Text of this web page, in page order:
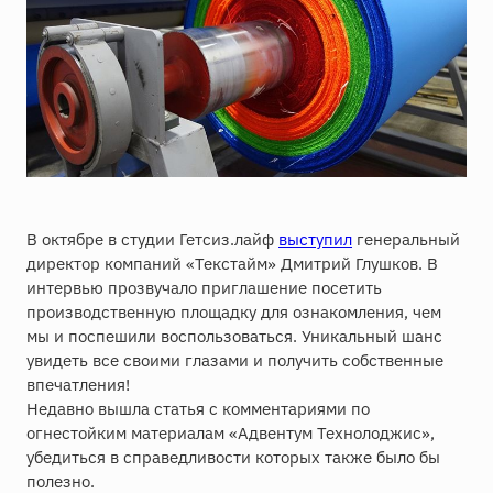
В октябре в студии Гетсиз.лайф выступил генеральный
директор компаний «Текстайм» Дмитрий Глушков. В
интервью прозвучало приглашение посетить
производственную площадку для ознакомления, чем
мы и поспешили воспользоваться. Уникальный шанс
увидеть все своими глазами и получить собственные
впечатления!
Недавно вышла статья с комментариями по
огнестойким материалам «Адвентум Технолоджис»,
убедиться в справедливости которых также было бы
полезно.